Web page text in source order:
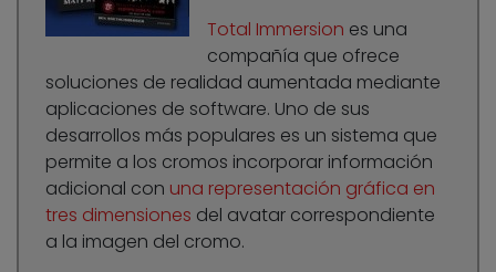
Total Immersion es una
compañía que ofrece
soluciones de realidad aumentada mediante
aplicaciones de software. Uno de sus
desarrollos más populares es un sistema que
permite a los cromos incorporar información
adicional con una representación gráfica en
tres dimensiones del avatar correspondiente
a la imagen del cromo.